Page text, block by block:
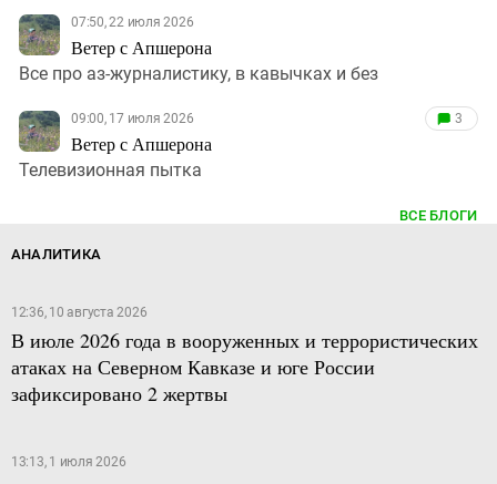
07:50, 22 июля 2026
Ветер с Апшерона
Все про аз-журналистику, в кавычках и без
09:00, 17 июля 2026
Ветер с Апшерона
3
Телевизионная пытка
ВСЕ БЛОГИ
АНАЛИТИКА
12:36, 10 августа 2026
В июле 2026 года в вооруженных и террористических
атаках на Северном Кавказе и юге России
зафиксировано 2 жертвы
13:13, 1 июля 2026